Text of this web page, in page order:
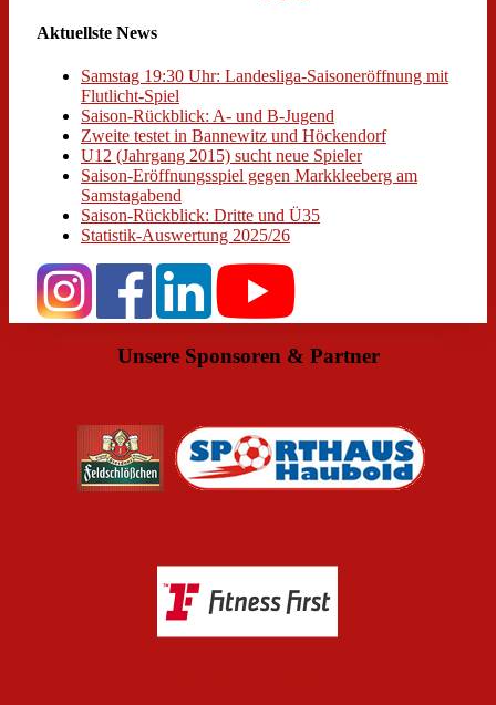
Aktuellste News
Samstag 19:30 Uhr: Landesliga-Saisoneröffnung mit
Flutlicht-Spiel
Saison-Rückblick: A- und B-Jugend
Zweite testet in Bannewitz und Höckendorf
U12 (Jahrgang 2015) sucht neue Spieler
Saison-Eröffnungsspiel gegen Markkleeberg am
Samstagabend
Saison-Rückblick: Dritte und Ü35
Statistik-Auswertung 2025/26
Unsere Sponsoren & Partner